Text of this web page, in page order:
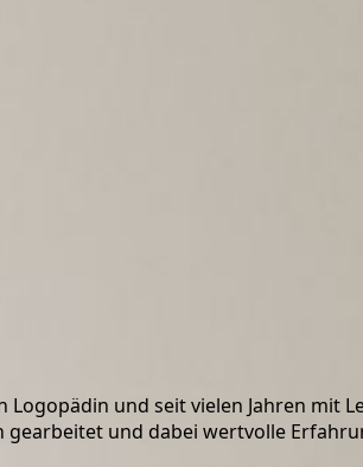
Logopädin und seit vielen Jahren mit
gearbeitet und dabei wertvolle